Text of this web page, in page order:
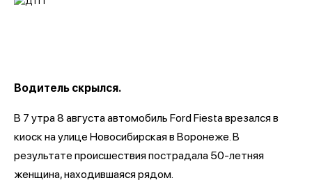
Водитель скрылся.
В 7 утра 8 августа автомобиль Ford Fiesta врезался в
киоск на улице Новосибирская в Воронеже. В
результате происшествия пострадала 50-летняя
женщина, находившаяся рядом.